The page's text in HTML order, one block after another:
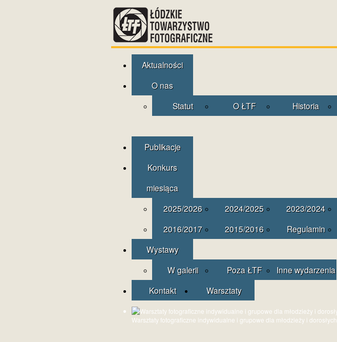
Aktualności
O nas
Statut
O ŁTF Historia
Publikacje
Konkurs
miesiąca
2025/2026
2024/2025 2023/2024
2016/2017
2015/2016 Regulamin
Wystawy
W galerii
Poza ŁTF
Inne wydarzenia
Kontakt
Warsztaty
Warsztaty fotograficzne indywidualne i grupowe dla młodzieży i dorosłych